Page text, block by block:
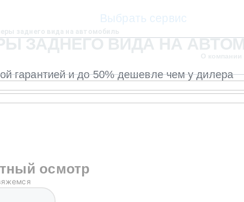
Выбрать сервис
О компании
заднего вида на автомобиль
ЗАДНЕГО ВИДА НА
гарантией и до 50% дешевле чем у дилера
осмотр